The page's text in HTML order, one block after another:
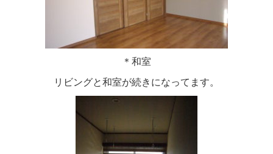
＊和室
リビングと和室が続きになってます。